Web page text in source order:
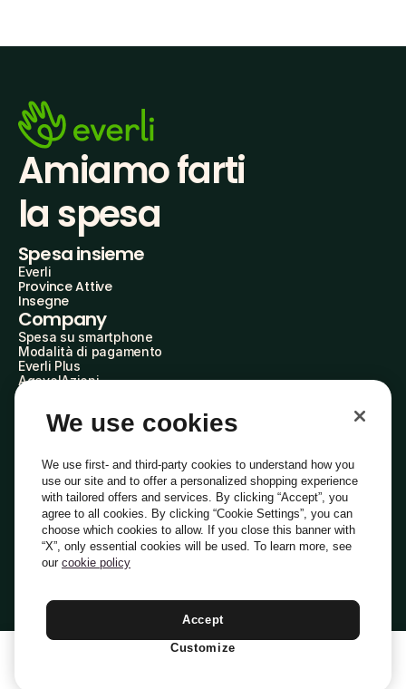
Amiamo farti
la spesa
Spesa insieme
Everli
Province Attive
Insegne
Company
Spesa su smartphone
Modalità di pagamento
Everli Plus
AgevolAzioni
Everli Shoppers
Scopri chi siamo
Domande frequenti
Lavora con noi
Diventa Shopper
Investitori
PrivacyCookiePreferenze Cookie
Termini e Condizioni
Italiano
We use cookies
We use first- and third-party cookies to understand how you
use our site and to offer a personalized shopping experience
with tailored offers and services. By clicking “Accept”, you
agree to all cookies. By clicking “Cookie Settings”, you can
choose which cookies to allow. If you close this banner with
“X”, only essential cookies will be used. To learn more, see
our cookie policy
Accept
Customize